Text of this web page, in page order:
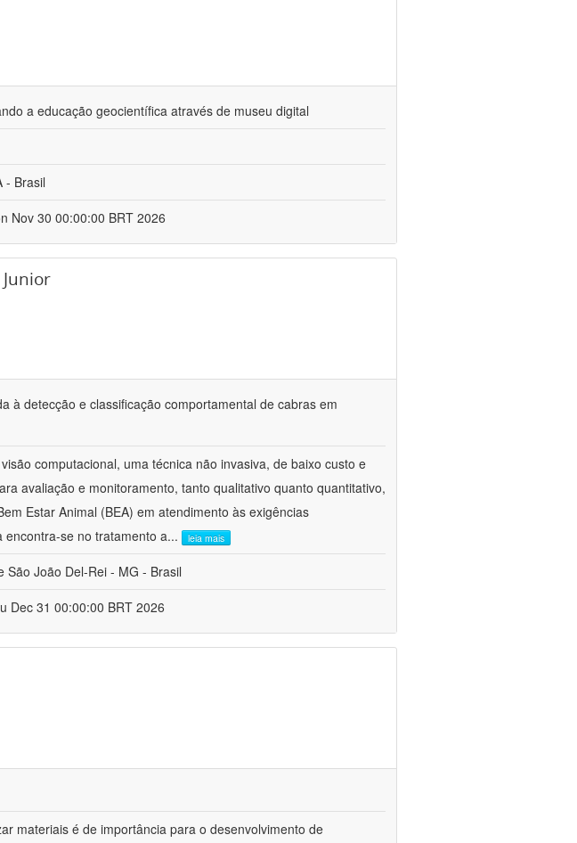
a educação geocientífica através de museu digital
- Brasil
Nov 30 00:00:00 BRT 2026
à detecção e classificação comportamental de cabras em
computacional, uma técnica não invasiva, de baixo custo e
avaliação e monitoramento, tanto qualitativo quanto quantitativo,
Estar Animal (BEA) em atendimento às exigências
encontra-se no tratamento a... leia mais
São João Del-Rei - MG - Brasil
Dec 31 00:00:00 BRT 2026
materiais é de importância para o desenvolvimento de